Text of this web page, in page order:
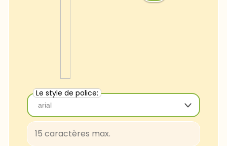
Le style de police:
arial